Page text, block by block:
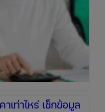
เท่าไหร่ เช็กข้อมูล